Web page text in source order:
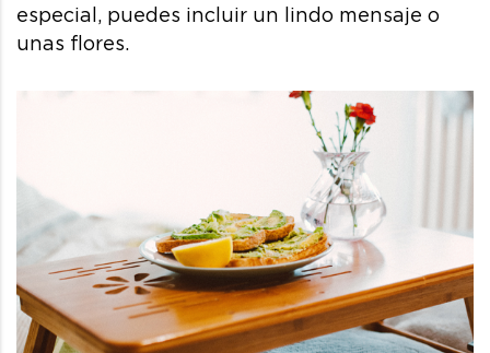
especial, puedes incluir un lindo mensaje o
unas flores.